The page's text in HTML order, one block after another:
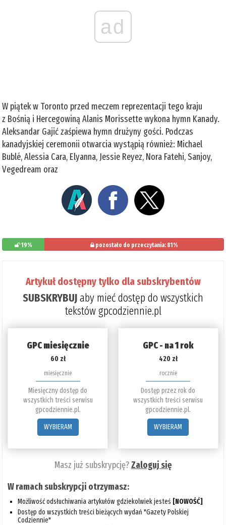
ad
W piątek w Toronto przed meczem reprezentacji tego kraju
z Bośnią i Hercegowiną Alanis Morissette wykona hymn Kanady.
Aleksandar Gajić zaśpiewa hymn drużyny gości. Podczas
kanadyjskiej ceremonii otwarcia wystąpią również: Michael
Bublé, Alessia Cara, Elyanna, Jessie Reyez, Nora Fatehi, Sanjoy,
Vegedream oraz
19% pozostało do przeczytania: 81%
Artykuł dostępny tylko dla subskrybentów
SUBSKRYBUJaby mieć dostęp do wszystkich
tekstów gpcodziennie.pl
GPC miesięcznie
60 zł
miesięcznie
Miesięczny dostęp do
wszystkich treści serwisu
gpcodziennie.pl.
WYBIERAM
GPC - na 1 rok
420 zł
rocznie
Dostęp przez rok do
wszystkich treści serwisu
gpcodziennie.pl.
WYBIERAM
Masz już subskrypcję?Zaloguj się
W ramach subskrypcji otrzymasz:
Możliwość odsłuchiwania artykułów gdziekolwiek jesteś [NOWOŚĆ]
Dostęp do wszystkich treści bieżących wydań "Gazety Polskiej
Codziennie"